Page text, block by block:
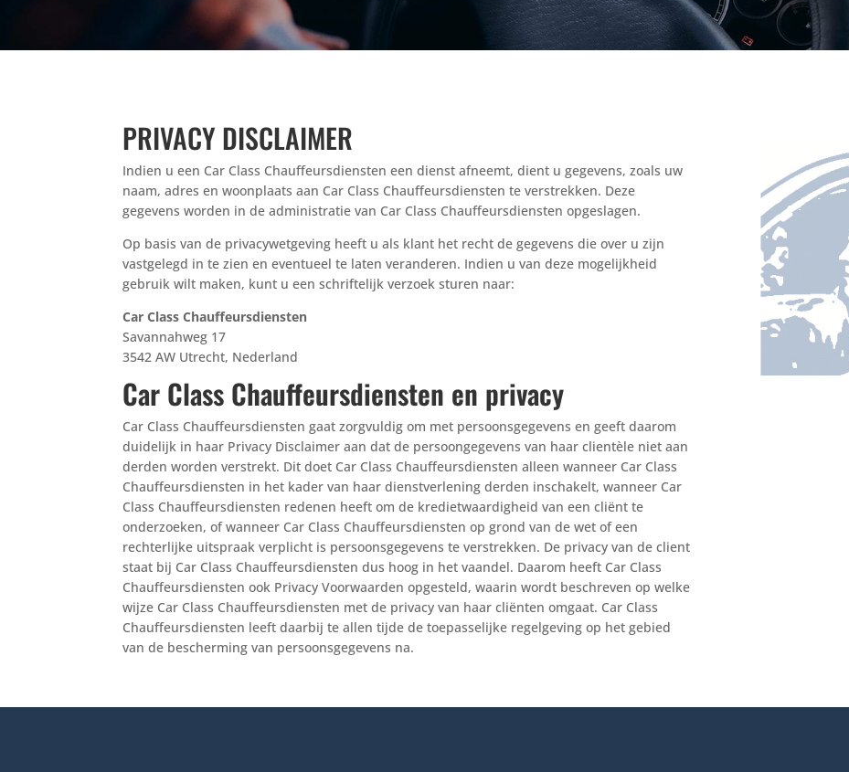
PRIVACY DISCLAIMER
Indien u een Car Class Chauffeursdiensten een dienst afneemt, dient u gegevens, zoals uw
naam, adres en woonplaats aan Car Class Chauffeursdiensten te verstrekken. Deze
gegevens worden in de administratie van Car Class Chauffeursdiensten opgeslagen.
Op basis van de privacywetgeving heeft u als klant het recht de gegevens die over u zijn
vastgelegd in te zien en eventueel te laten veranderen. Indien u van deze mogelijkheid
gebruik wilt maken, kunt u een schriftelijk verzoek sturen naar:
Car Class Chauffeursdiensten
Savannahweg 17
3542 AW Utrecht, Nederland
Car Class Chauffeursdiensten en privacy
Car Class Chauffeursdiensten gaat zorgvuldig om met persoonsgegevens en geeft daarom
duidelijk in haar Privacy Disclaimer aan dat de persoongegevens van haar clientèle niet aan
derden worden verstrekt. Dit doet Car Class Chauffeursdiensten alleen wanneer Car Class
Chauffeursdiensten in het kader van haar dienstverlening derden inschakelt, wanneer Car
Class Chauffeursdiensten redenen heeft om de kredietwaardigheid van een cliënt te
onderzoeken, of wanneer Car Class Chauffeursdiensten op grond van de wet of een
rechterlijke uitspraak verplicht is persoonsgegevens te verstrekken. De privacy van de client
staat bij Car Class Chauffeursdiensten dus hoog in het vaandel. Daarom heeft Car Class
Chauffeursdiensten ook Privacy Voorwaarden opgesteld, waarin wordt beschreven op welke
wijze Car Class Chauffeursdiensten met de privacy van haar cliënten omgaat. Car Class
Chauffeursdiensten leeft daarbij te allen tijde de toepasselijke regelgeving op het gebied
van de bescherming van persoonsgegevens na.